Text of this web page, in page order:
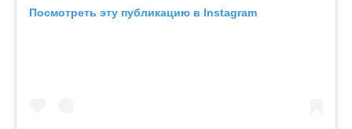
Посмотреть эту публикацию в Instagram